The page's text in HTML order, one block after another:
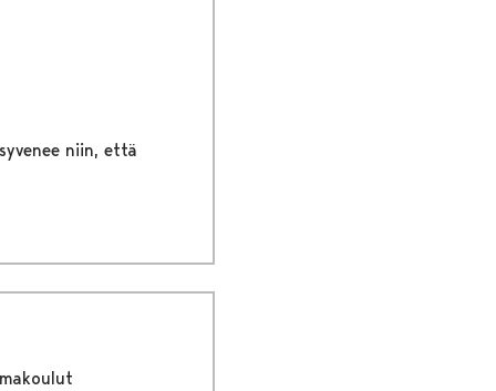
niin, että